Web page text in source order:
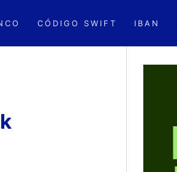
CÓDIGO SWIFT IBAN